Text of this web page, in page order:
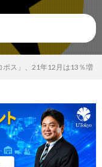
ポス」、21年12月は13％増